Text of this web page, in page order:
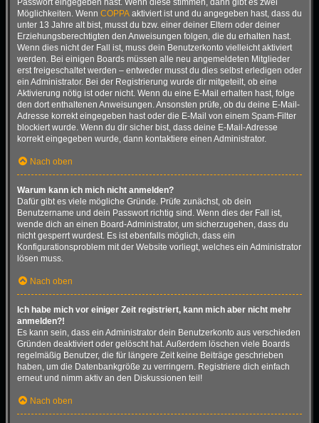
Möglichkeiten. Wenn COPPA aktiviert ist und du angegeben hast, dass du
unter 13 Jahre alt bist, musst du bzw. einer deiner Eltern oder deiner
Erziehungsberechtigten den Anweisungen folgen, die du erhalten hast.
Wenn dies nicht der Fall ist, muss dein Benutzerkonto vielleicht aktiviert
werden. Bei einigen Boards müssen alle neu angemeldeten Mitglieder
erst freigeschaltet werden – entweder musst du dies selbst erledigen oder
ein Administrator. Bei der Registrierung wurde dir mitgeteilt, ob eine
Aktivierung nötig ist oder nicht. Wenn du eine E-Mail erhalten hast, folge
den dort enthaltenen Anweisungen. Ansonsten prüfe, ob du deine E-Mail-
Adresse korrekt eingegeben hast oder die E-Mail von einem Spam-Filter
blockiert wurde. Wenn du dir sicher bist, dass deine E-Mail-Adresse
korrekt eingegeben wurde, dann kontaktiere einen Administrator.
Nach oben
Warum kann ich mich nicht anmelden?
Dafür gibt es viele mögliche Gründe. Prüfe zunächst, ob dein
Benutzername und dein Passwort richtig sind. Wenn dies der Fall ist,
wende dich an einen Board-Administrator, um sicherzugehen, dass du
nicht gesperrt wurdest. Es ist ebenfalls möglich, dass ein
Konfigurationsproblem mit der Website vorliegt, welches ein Administrator
lösen muss.
Nach oben
Ich habe mich vor einiger Zeit registriert, kann mich aber nicht mehr
anmelden?!
Es kann sein, dass ein Administrator dein Benutzerkonto aus verschieden
Gründen deaktiviert oder gelöscht hat. Außerdem löschen viele Boards
regelmäßig Benutzer, die für längere Zeit keine Beiträge geschrieben
haben, um die Datenbankgröße zu verringern. Registriere dich einfach
erneut und nimm aktiv an den Diskussionen teil!
Nach oben